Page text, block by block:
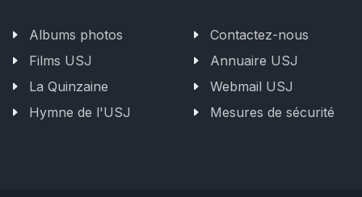
Albums photos
Films USJ
La Quinzaine
Hymne de l'USJ
Contactez-nous
Annuaire USJ
Webmail USJ
Mesures de sécurité